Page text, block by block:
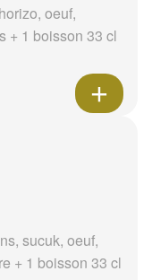
oeuf,
+ 1 boisson 33 cl
sucuk, oeuf,
+ 1 boisson 33 cl